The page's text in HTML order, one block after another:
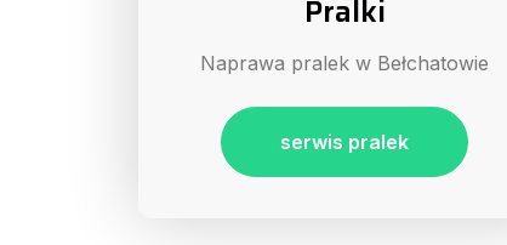
Pralki
Naprawa pralek w Bełchatowie
serwis pralek